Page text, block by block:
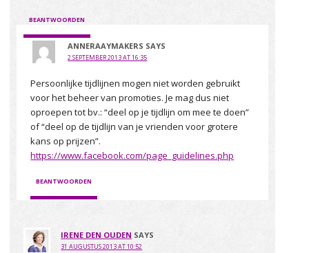
BEANTWOORDEN
ANNERAAYMAKERS SAYS
2 SEPTEMBER 2013 AT 16:35
Persoonlijke tijdlijnen mogen niet worden gebruikt
voor het beheer van promoties. Je mag dus niet
oproepen tot bv.: “deel op je tijdlijn om mee te doen”
of “deel op de tijdlijn van je vrienden voor grotere
kans op prijzen”.
https://www.facebook.com/page_guidelines.php
BEANTWOORDEN
IRENE DEN OUDEN SAYS
31 AUGUSTUS 2013 AT 10:52